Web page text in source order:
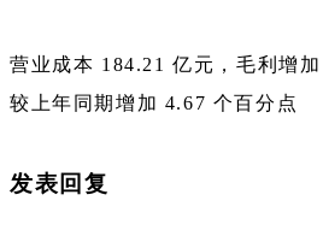
营业成本 184.21 亿元，毛利增
较上年同期增加 4.67 个百分点
发表回复